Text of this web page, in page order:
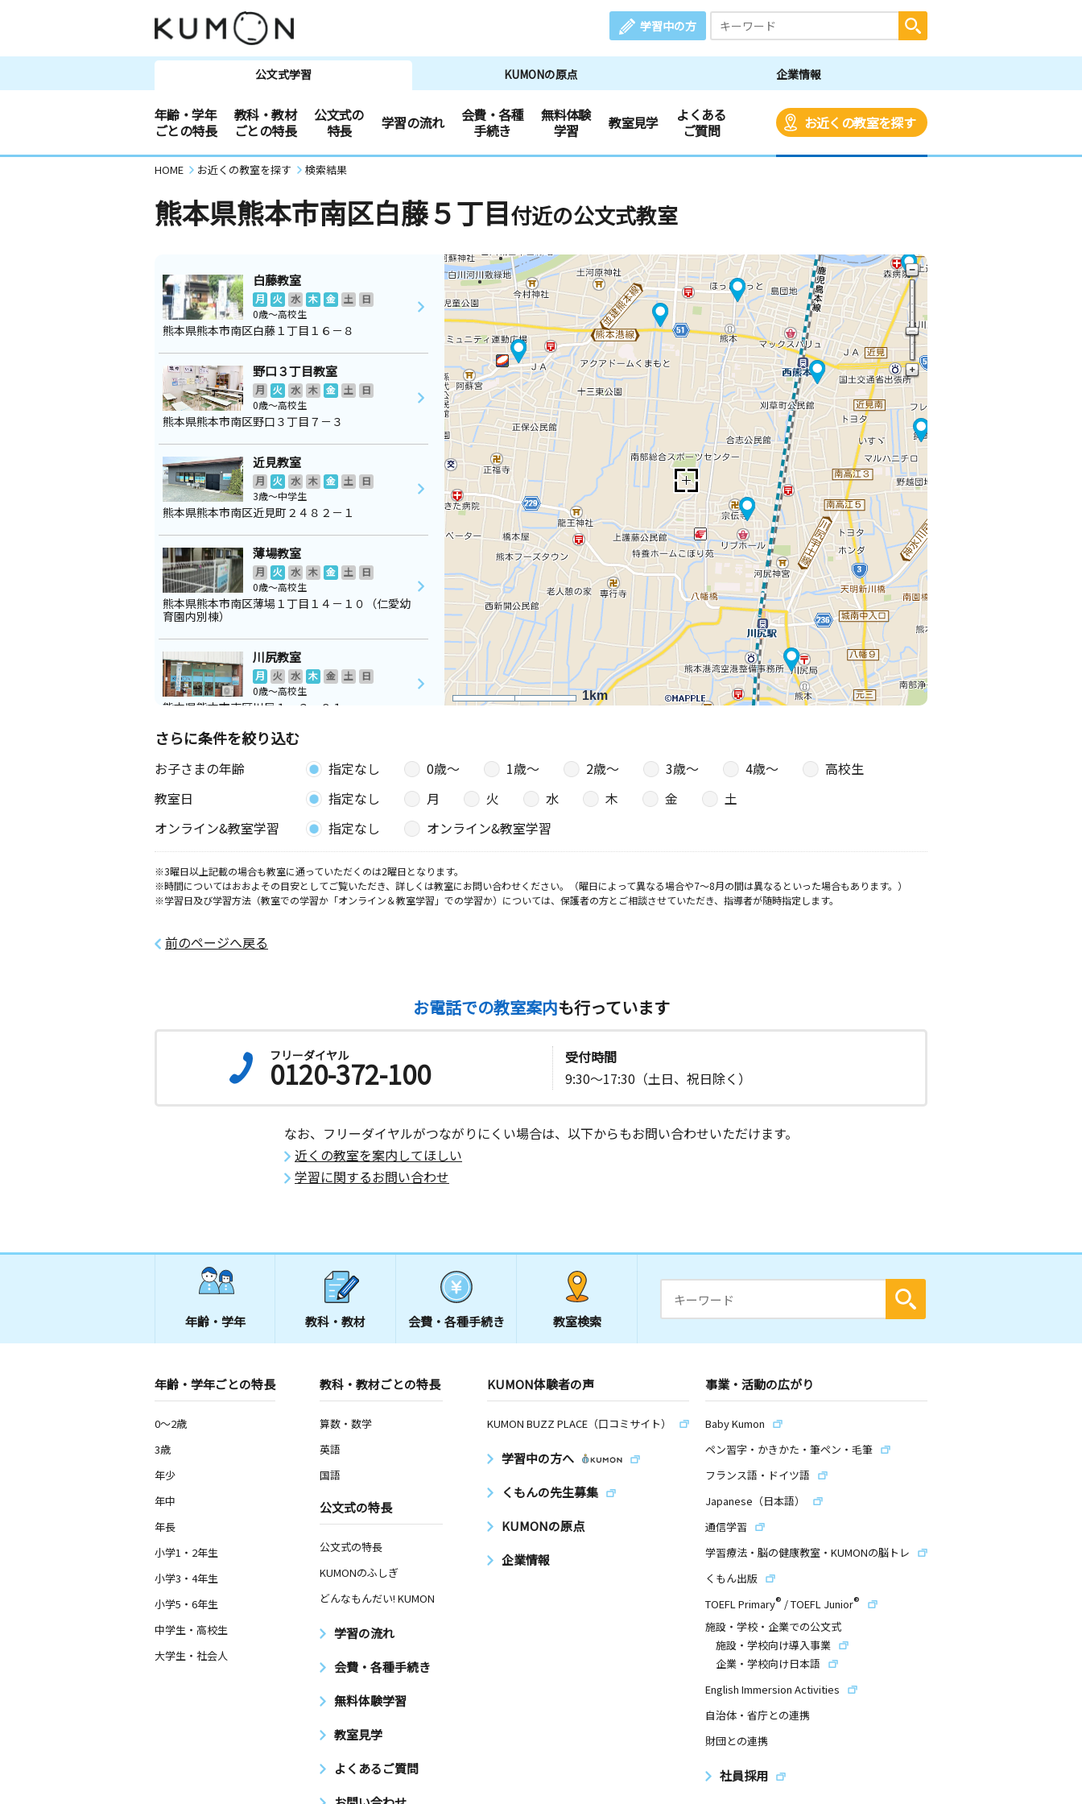
学習中の方
公文式学習 KUMONの原点 企業情報
年齢・学年
ごとの特長
教科・教材
ごとの特長
公文式の
特長
学習の流れ
会費・各種
手続き
無料体験
学習
教室見学
よくある
ご質問
お近くの教室を探す
HOME お近くの教室を探す 検索結果
熊本県熊本市南区白藤５丁目付近の公文式教室
1km
白藤教室
月 火 水 木 金 土
日
0歳～高校生
熊本県熊本市南区白藤１丁目１６－８
野口３丁目教室
月 火 水 木 金 土
日
0歳～高校生
熊本県熊本市南区野口３丁目７－３
近見教室
月 火 水 木 金 土
日
3歳～中学生
熊本県熊本市南区近見町２４８２－１
薄場教室
月 火 水 木 金 土
日
0歳～高校生
熊本県熊本市南区薄場１丁目１４－１０（仁愛幼
育園内別棟）
川尻教室
月 火 水 木 金 土
日
0歳～高校生
熊本県熊本市南区川尻１－３－８１
あきた教室
木 金 土 日
熊本県熊本市南区砂原町４８４－１
近見鉾町団地教室
2歳～中学生
熊本県熊本市南区近見８丁目１２－２２ 鉾町団
地集会所
日吉教室
さらに条件を絞り込む
お子さまの年齢 指定なし 0歳〜 1歳〜 2歳〜 3歳〜 4歳〜
高校生
教室日
指定なし 月 火 水 木 金
土
オンライン&教室学習
指定なし オンライン&教室学習
※3曜日以上記載の場合も教室に通っていただくのは2曜日となります。
※時間についてはおおよその目安としてご覧いただき、詳しくは教室にお問い合わせください。（曜日によって異なる場合や7～8月の間は異なるといった場合もあります。）
※学習日及び学習方法（教室での学習か「オンライン＆教室学習」での学習か）については、保護者の方とご相談させていただき、指導者が随時指定します。
前のページへ戻る
お電話での教室案内も行っています
フリーダイヤル
0120-372-100
受付時間
9:30～17:30（土日、祝日除く）
なお、フリーダイヤルがつながりにくい場合は、以下からもお問い合わせいただけます。
近くの教室を案内してほしい
学習に関するお問い合わせ
年齢・学年 教科・教材 会費・ 各種手続き 教室検索
年齢・学年ごとの特長
0～2歳
3歳
年少
年中
年長
小学1・2年生
小学3・4年生
小学5・6年生
中学生・高校生
大学生・社会人
教科・教材ごとの特長
算数・数学
英語
国語
公文式の特長
公文式の特長
KUMONのふしぎ
どんなもんだい! KUMON
学習の流れ
会費・各種手続き
無料体験学習
教室見学
よくあるご質問
KUMON体験者の声
KUMON BUZZ PLACE（口コミサイト）
学習中の方へ
くもんの先生募集
KUMONの原点
企業情報
事業・活動の広がり
Baby Kumon
ペン習字・かきかた・筆ペン・毛筆
フランス語・ドイツ語
Japanese（日本語）
通信学習
学習療法・脳の健康教室・KUMONの脳トレ
くもん出版
TOEFL Primary® /TOEFL Junior®
施設・学校・企業での公文式
施設・学校向け導入事業
企業・学校向け日本語
English Immersion Activities
自治体・省庁との連携
財団との連携
社員採用